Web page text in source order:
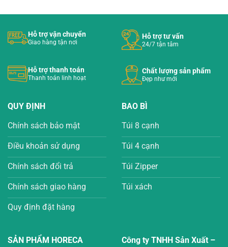
Hỗ trợ vận chuyển
Giao hàng tận nơi
Hỗ trợ tư vấn
24/7 tận tâm
Hỗ trợ thanh toán
Thanh toán linh hoạt
Chất lượng sản phẩm
Đẹp như mới
QUY ĐỊNH
Chính sách bảo mật
Điều khoản sử dụng
Chính sách đổi trả
Chính sách giao hàng
Quy định đặt hàng
BAO BÌ
Túi 8 cạnh
Túi 4 cạnh
Túi Zipper
Túi xách
SẢN PHẨM HORECA
Công ty TNHH Sản Xuất –